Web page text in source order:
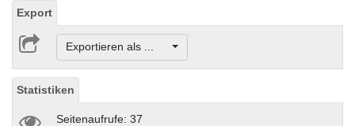
Export
Exportieren als ...
Statistiken
Seitenaufrufe: 37